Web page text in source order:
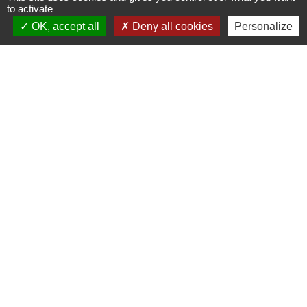
to activate
OK, accept all
Deny all cookies Personalize